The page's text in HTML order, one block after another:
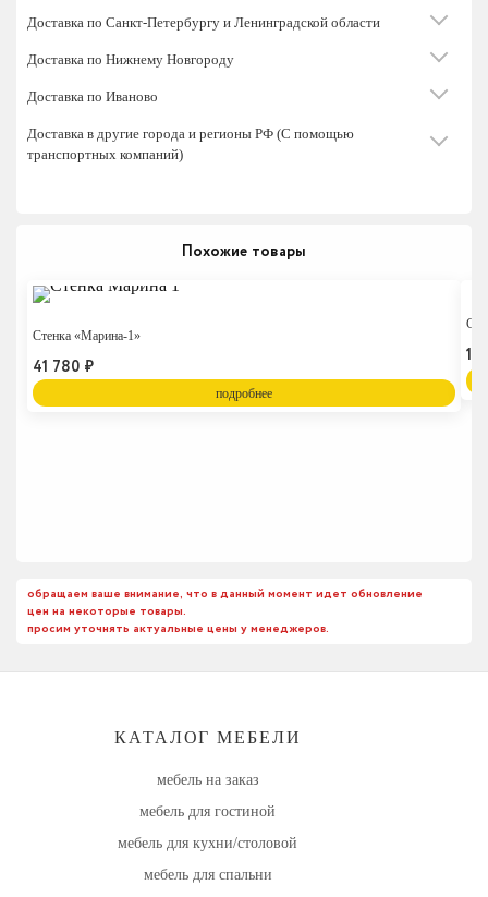
Доставка по Санкт-Петербургу и Ленинградской области
Доставка по Нижнему Новгороду
Доставка по Иваново
Доставка в другие города и регионы РФ (С помощью
транспортных компаний)
Похожие товары
Стенка «Марина-1»
41 780 ₽
подробнее
19
обращаем ваше внимание, что в данный момент идет обновление
цен на некоторые товары.
просим уточнять актуальные цены у менеджеров.
КАТАЛОГ МЕБЕЛИ
мебель на заказ
мебель для гостиной
мебель для кухни/столовой
мебель для спальни